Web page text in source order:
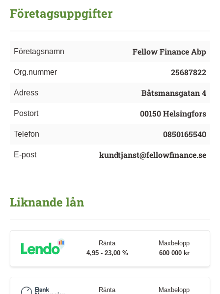
Företagsuppgifter
Företagsnamn Fellow Finance Abp
Org.nummer 25687822
Adress Båtsmansgatan 4
Postort 00150 Helsingfors
Telefon 0850165540
E-post kundtjanst@fellowfinance.se
Liknande lån
Ränta
4,95 - 23,00 %
Maxbelopp
600 000 kr
Ränta
Maxbelopp